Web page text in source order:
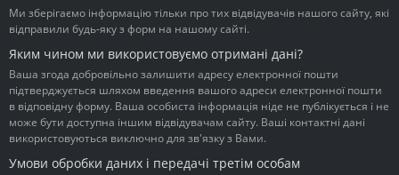
Ми зберігаємо інформацію тільки про тих відвідувачів нашого сайту, які
відправили будь-яку з форм на нашому сайті.
Яким чином ми використовуємо отримані дані?
Ваша згода добровільно залишити адресу електронної пошти
підтверджується шляхом введення вашого адреси електронної пошти
в відповідну форму. Ваша особиста інформація ніде не публікується і не
може бути доступна іншим відвідувачам сайту. Ваші контактні дані
використовуються виключно для зв'язку з Вами.
Умови обробки даних і передачі третім особам